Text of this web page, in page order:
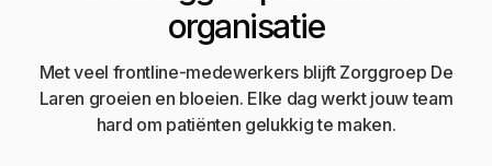
organisatie
Met veel frontline-medewerkers blijft Zorggroep De
Laren groeien en bloeien. Elke dag werkt jouw team
hard om patiënten gelukkig te maken.